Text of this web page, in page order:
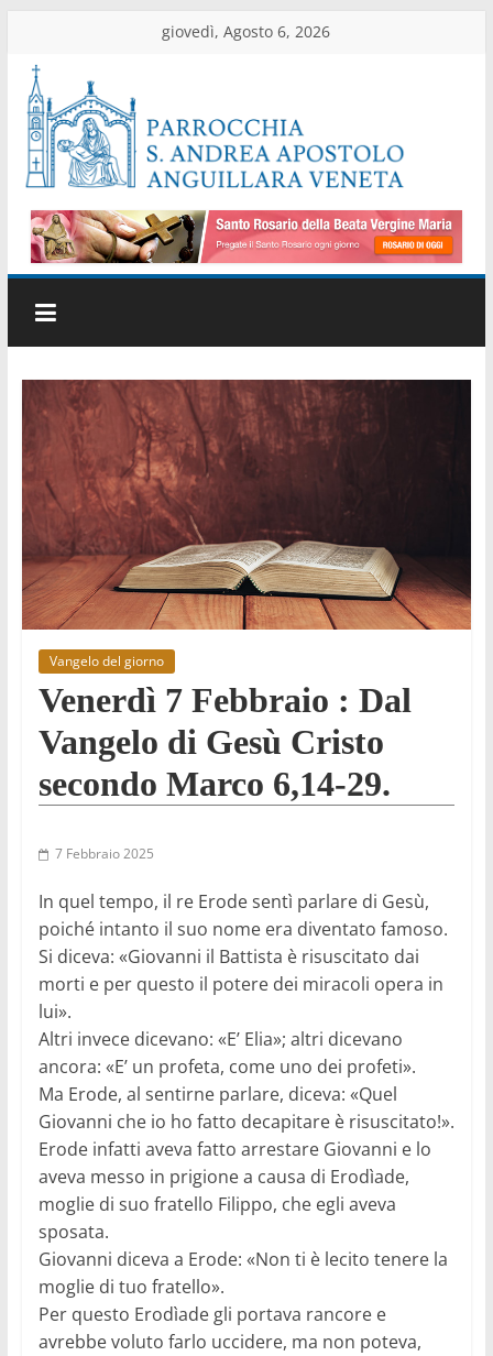
contenuto
giovedì, Agosto 6, 2026
Parrocchia
di
Anguillara
Veneta
Sito
ufficiale
della
parrocchia
Vangelo del giorno
Venerdì 7 Febbraio : Dal
Vangelo di Gesù Cristo
secondo Marco 6,14-29.
7 Febbraio 2025
In quel tempo, il re Erode sentì parlare di Gesù,
poiché intanto il suo nome era diventato famoso.
Si diceva: «Giovanni il Battista è risuscitato dai
morti e per questo il potere dei miracoli opera in
lui».
Altri invece dicevano: «E’ Elia»; altri dicevano
ancora: «E’ un profeta, come uno dei profeti».
Ma Erode, al sentirne parlare, diceva: «Quel
Giovanni che io ho fatto decapitare è risuscitato!».
Erode infatti aveva fatto arrestare Giovanni e lo
aveva messo in prigione a causa di Erodìade,
moglie di suo fratello Filippo, che egli aveva
sposata.
Giovanni diceva a Erode: «Non ti è lecito tenere la
moglie di tuo fratello».
Per questo Erodìade gli portava rancore e
avrebbe voluto farlo uccidere, ma non poteva,